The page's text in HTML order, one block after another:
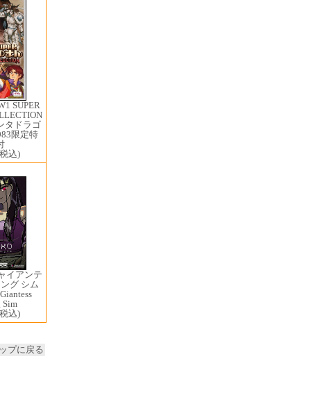
​SUPER
タドラゴ
限定特
込)
イアンテ
グ シム
Sim
込)
プに戻る